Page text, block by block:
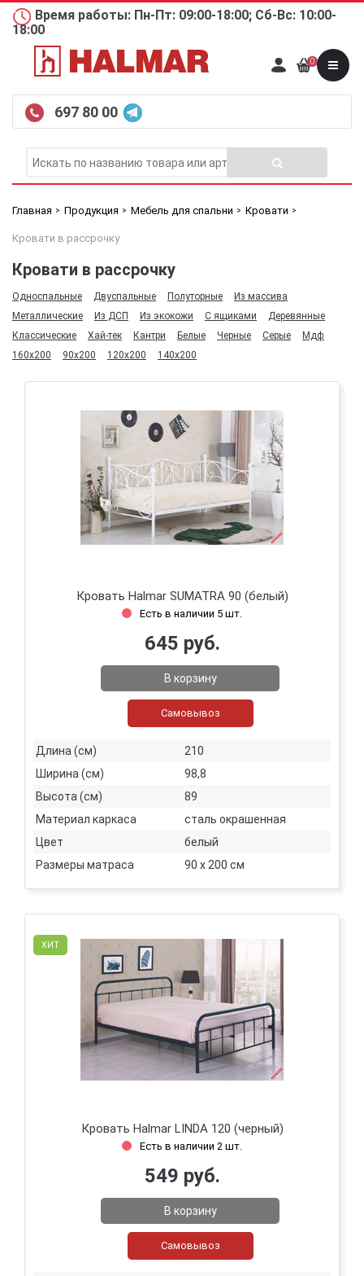
Время работы: Пн-Пт: 09:00-18:00; Сб-Вс: 10:00-
18:00
697 80 00
0
Главная Продукция Мебель для спальни Кровати
Кровати в рассрочку
Кровати в рассрочку
Односпальные Двуспальные Полуторные
Из массива
Металлические
Из ДСП Из экокожи С ящиками
Деревянные
Классические
Хай-тек Кантри Белые Черные Серые
Мдф
160х200
90х200 120х200 140х200
Кровать Halmar SUMATRA 90 (белый)
Есть в наличии 5 шт.
645 руб.
В корзину
Самовывоз
Длина (см)
210
Ширина (см)
98,8
Высота (см)
89
Материал каркаса
сталь окрашенная
Цвет
белый
Размеры матраса
90 х 200 см
ХИТ
Кровать Halmar LINDA 120 (черный)
Есть в наличии 2 шт.
549 руб.
В корзину
Самовывоз